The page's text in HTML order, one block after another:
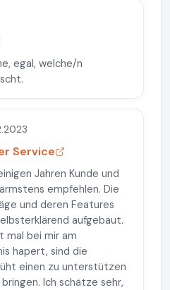
egal, welche/n
Service
Jahren Kunde und
empfehlen. Die
und deren Features
aufgebaut.
mal bei mir am
hapert, sind die
einen zu unterstützen
Ich schätze sehr,